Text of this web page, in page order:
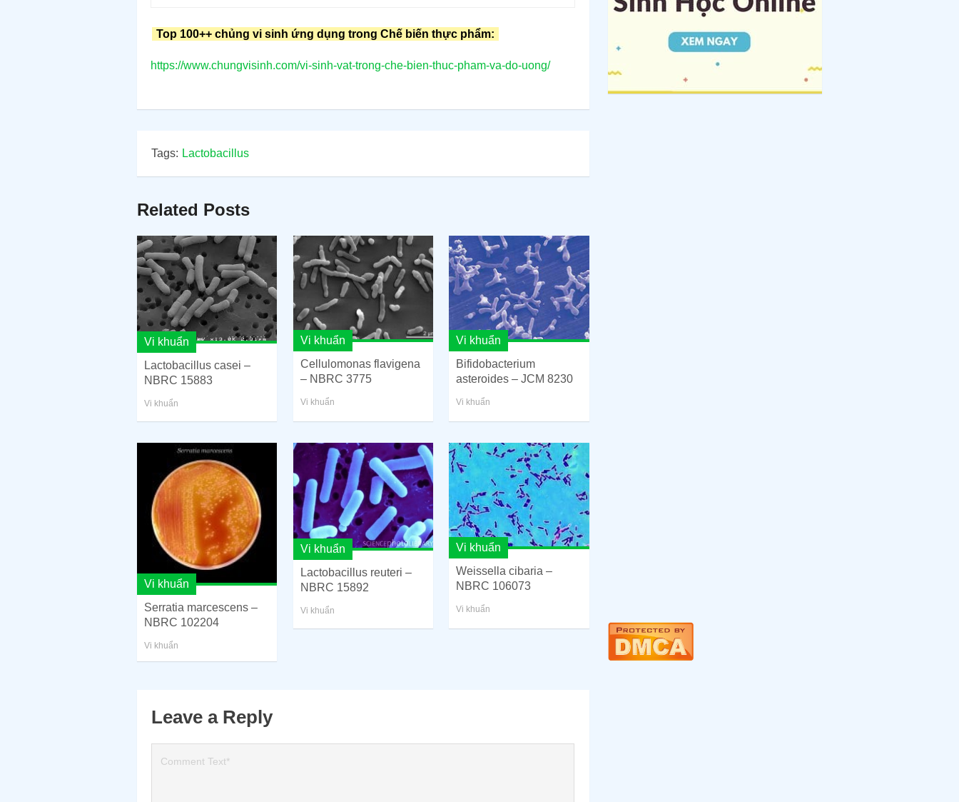
Top 100++ chủng vi sinh ứng dụng trong Chế biến thực phẩm:
https://www.chungvisinh.com/vi-sinh-vat-trong-che-bien-thuc-pham-va-do-uong/
Tags: Lactobacillus
Related Posts
Vi khuẩn
Lactobacillus casei –
NBRC 15883
Vi khuẩn
Vi khuẩn
Cellulomonas flavigena
– NBRC 3775
Vi khuẩn
Vi khuẩn
Bifidobacterium
asteroides – JCM 8230
Vi khuẩn
Vi khuẩn
Serratia marcescens –
NBRC 102204
Vi khuẩn
Vi khuẩn
Lactobacillus reuteri –
NBRC 15892
Vi khuẩn
Vi khuẩn
Weissella cibaria –
NBRC 106073
Vi khuẩn
Leave a Reply